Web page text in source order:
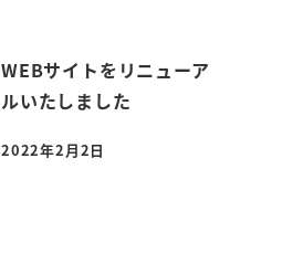
WEBサイトをリニューア
ルいたしました
投稿日
2022年2月2日